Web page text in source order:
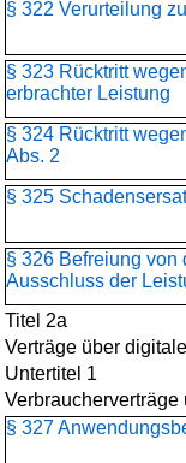
§ 322 Verurteilung
§ 323 Rücktritt
erbrachter Leistung
§ 324 Rücktritt
Abs. 2
§ 325
§ 326 Befreiung von
Ausschluss der
Titel 2a
Verträge über
Untertitel 1
§ 327